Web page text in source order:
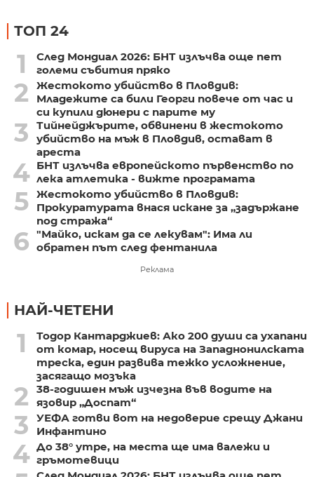
ТОП 24
1
След Мондиал 2026: БНТ излъчва още пет
големи събития пряко
2
Жестокото убийство в Пловдив:
Младежите са били Георги повече от час и
си купили дюнери с парите му
3
Тийнейджърите, обвинени в жестокото
убийство на мъж в Пловдив, остават в
ареста
4 БНТ излъчва европейското първенство по
лека атлетика - вижте програмата
5 Жестокото убийство в Пловдив:
Прокуратурата внася искане за „задържане
под стража“
6 "Майко, искам да се лекувам": Има ли
обратен път след фентанила
Реклама
НАЙ-ЧЕТЕНИ
1
Тодор Кантарджиев: Ако 200 души са ухапани
от комар, носещ вируса на Западнонилската
треска, един развива тежко усложнение,
засягащо мозъка
2
38-годишен мъж изчезна във водите на
язовир „Доспат“
3
УЕФА готви вот на недоверие срещу Джани
Инфантино
4 До 38° утре, на места ще има валежи и
гръмотевици